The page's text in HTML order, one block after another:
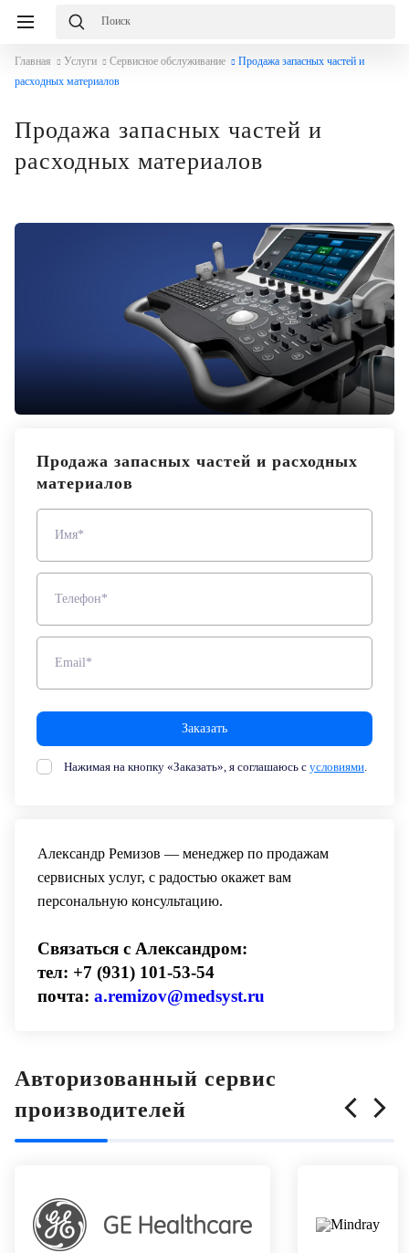
Главная Услуги Сервисное обслуживание
Продажа запасных частей и
расходных материалов
Продажа запасных частей и
расходных материалов
Продажа запасных частей и расходных
материалов
Имя*
Телефон*
Email*
Заказать
Нажимая на кнопку «Заказать», я соглашаюсь с условиями
Александр Ремизов — менеджер по продажам
сервисных услуг, с радостью окажет вам
персональную консультацию.
Связаться с Александром:
тел: +7 (931) 101-53-54
почта: a.remizov@medsyst.ru
Авторизованный сервис
производителей